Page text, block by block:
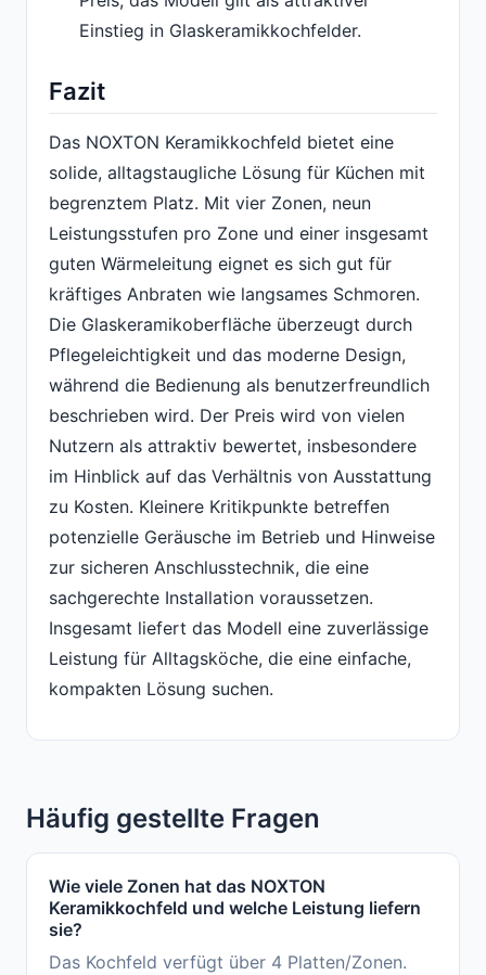
Einstieg in Glaskeramikkochfelder.
Fazit
Das NOXTON Keramikkochfeld bietet eine
solide, alltagstaugliche Lösung für Küchen mit
begrenztem Platz. Mit vier Zonen, neun
Leistungsstufen pro Zone und einer insgesamt
guten Wärmeleitung eignet es sich gut für
kräftiges Anbraten wie langsames Schmoren.
Die Glaskeramikoberfläche überzeugt durch
Pflegeleichtigkeit und das moderne Design,
während die Bedienung als benutzerfreundlich
beschrieben wird. Der Preis wird von vielen
Nutzern als attraktiv bewertet, insbesondere
im Hinblick auf das Verhältnis von Ausstattung
zu Kosten. Kleinere Kritikpunkte betreffen
potenzielle Geräusche im Betrieb und Hinweise
zur sicheren Anschlusstechnik, die eine
sachgerechte Installation voraussetzen.
Insgesamt liefert das Modell eine zuverlässige
Leistung für Alltagsköche, die eine einfache,
kompakten Lösung suchen.
Häufig gestellte Fragen
Wie viele Zonen hat das NOXTON
Keramikkochfeld und welche Leistung liefern
sie?
Das Kochfeld verfügt über 4 Platten/Zonen.